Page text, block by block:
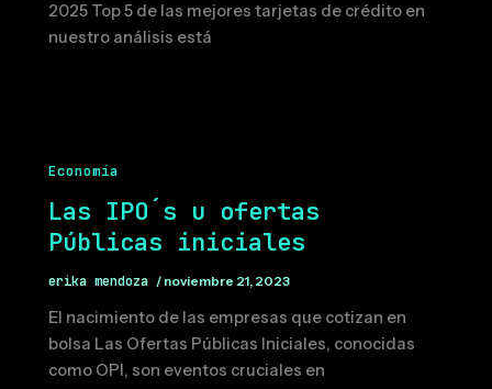
2025 Top 5 de las mejores tarjetas de crédito en
nuestro análisis está
Economía
Las IPO´s u ofertas
Públicas iniciales
erika mendoza / noviembre 21, 2023
El nacimiento de las empresas que cotizan en
bolsa Las Ofertas Públicas Iniciales, conocidas
como OPI, son eventos cruciales en